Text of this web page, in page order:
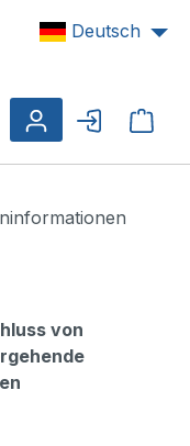
Deutsch
von